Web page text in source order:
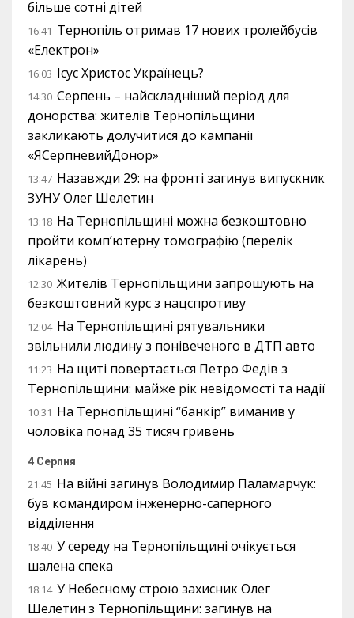
більше сотні дітей
16:41 Тернопіль отримав 17 нових тролейбусів
«Електрон»
16:03 Ісус Христос Українець?
14:30 Серпень – найскладніший період для
донорства: жителів Тернопільщини
закликають долучитися до кампанії
«ЯСерпневийДонор»
13:47 Назавжди 29: на фронті загинув випускник
ЗУНУ Олег Шелетин
13:18 На Тернопільщині можна безкоштовно
пройти комп’ютерну томографію (перелік
лікарень)
12:30 Жителів Тернопільщини запрошують на
безкоштовний курс з нацспротиву
12:04 На Тернопільщині рятувальники
звільнили людину з понівеченого в ДТП авто
11:23 На щиті повертається Петро Федів з
Тернопільщини: майже рік невідомості та надії
10:31 На Тернопільщині “банкір” виманив у
чоловіка понад 35 тисяч гривень
4 Серпня
21:45 На війні загинув Володимир Паламарчук:
був командиром інженерно-саперного
відділення
18:40 У середу на Тернопільщині очікується
шалена спека
18:14 У Небесному строю захисник Олег
Шелетин з Тернопільщини: загинув на